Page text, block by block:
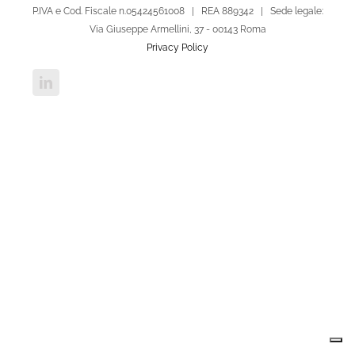
P.IVA e Cod. Fiscale n.05424561008 | REA 889342 | Sede legale:
Via Giuseppe Armellini, 37 - 00143 Roma
Privacy Policy
LinkedIn